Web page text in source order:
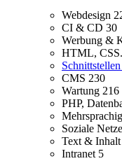
Webdesign
CI & CD 30
Werbung &
HTML,
Schnittstellen
CMS 230
Wartung 216
PHP,
Mehrsprachig
Soziale Netze
Text & Inhalt
Intranet 5